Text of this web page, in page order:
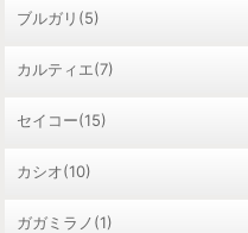
ブルガリ(5)
カルティエ(7)
セイコー(15)
カシオ(10)
ガガミラノ(1)